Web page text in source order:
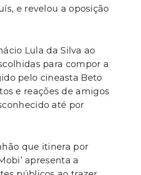
e revelou a oposição
Lula da Silva ao
para compor a
pelo cineasta Beto
e reações de amigos
até por
que itinera por
apresenta a